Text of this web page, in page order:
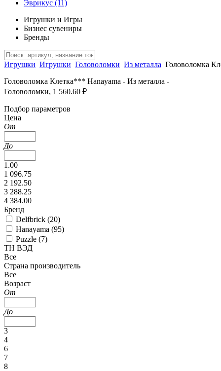
Эврикус (11)
Игрушки и Игры
Бизнес сувениры
Бренды
Игрушки Игрушки Головоломки Из металла Головоломка
Головоломка Клетка*** Hanayama - Из металла -
Головоломки, 1 560.60 ₽
Подбор параметров
Цена
От
До
1.00
1 096.75
2 192.50
3 288.25
4 384.00
Бренд
Delfbrick (20)
Hanayama (95)
Puzzle (7)
ТН ВЭД
Все
Страна производитель
Все
Возраст
От
До
3
4
6
7
8